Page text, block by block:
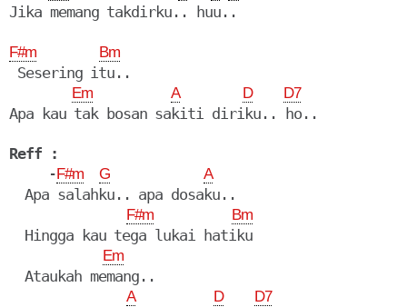
Jika memang takdirku.. huu..
F#m Bm
Sesering itu..
Em A D D7
Apa kau tak bosan sakiti diriku.. ho..
Reff :
     -
F#m G A
  Apa salahku.. apa dosaku..
F#m Bm
  Hingga kau tega lukai hatiku
Em
  Ataukah memang..
A D D7